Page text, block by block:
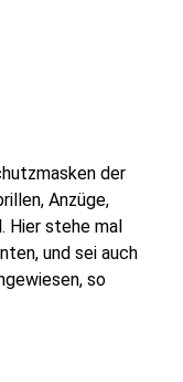
der
Anzüge,
Hier stehe mal
und sei auch
so